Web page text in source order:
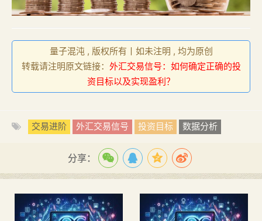
量子混沌 , 版权所有丨如未注明 , 均为原创
转载请注明原文链接： 外汇交易信号：如何确定正确的投
资目标以及实现盈利？
交易进阶 外汇交易信号 投资目标 数据分析
分享：